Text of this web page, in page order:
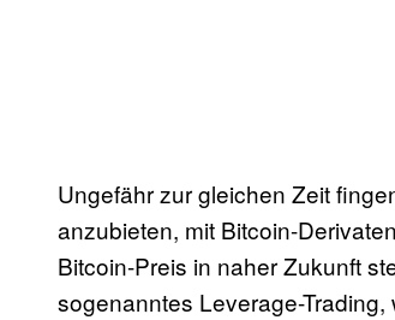
Ungefähr zur gleichen Zeit
anzubieten, mit Bitcoin-
Bitcoin-Preis in naher Zukunft
sogenanntes Leverage-